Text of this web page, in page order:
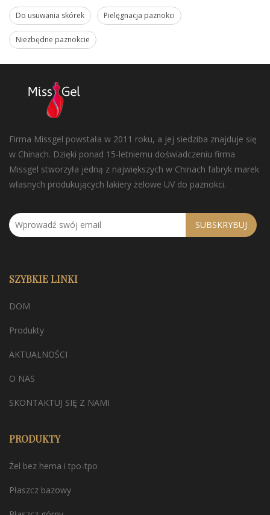
Do usuwania skórek Pielęgnacja paznokci
Niezbędne paznokcie
Firma Missgel powstała w 2011 roku, a jej siedziba znajduje się
w Chinach. Dzięki ponad 15-letniemu doświadczeniu firma
Missgel stworzyła jedną z największych w Chinach fabryk marek
własnych produkujących lakiery żelowe UV do paznokci.
SUBSKRYBUJ
SZYBKIE LINKI
DOM
Produkty
AKTUALNOŚCI
O NAS
SKONTAKTUJ SIĘ Z NAMI
PRODUKTY
Żel bez hema i tpo-tpo
Płaszcz bazowy